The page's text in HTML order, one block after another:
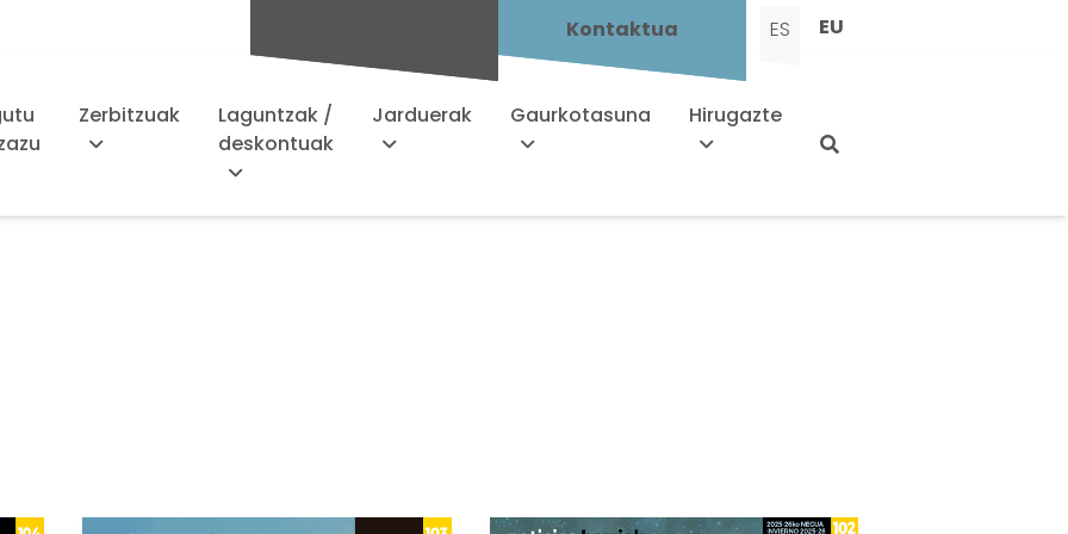
Kontaktua ES EU
Zerbitzuak
Laguntzak /
deskontuak
Jarduerak Gaurkotasuna Hirugazte